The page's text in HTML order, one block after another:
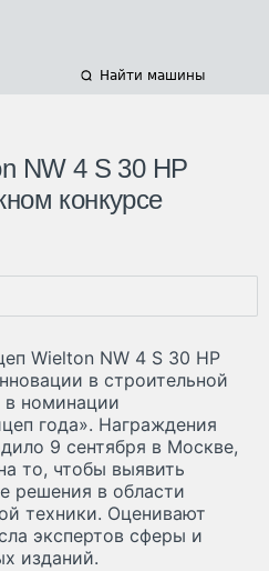
Найти машины
NW 4 S 30 HP
конкурсе
Wielton NW 4 S 30 HP
в строительной
в номинации
года». Награждения
9 сентября в Москве,
то, чтобы выявить
решения в области
техники. Оценивают
экспертов сферы и
изданий.